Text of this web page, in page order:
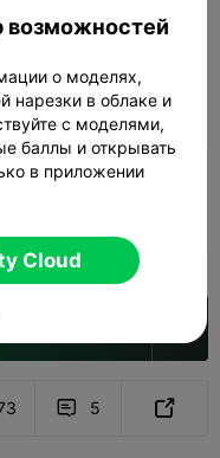
 Персонажи и существа
печати
 5 
возможностей
о моделях,
нарезки в облаке и
с моделями,
баллы и открывать
в приложении
Cloud